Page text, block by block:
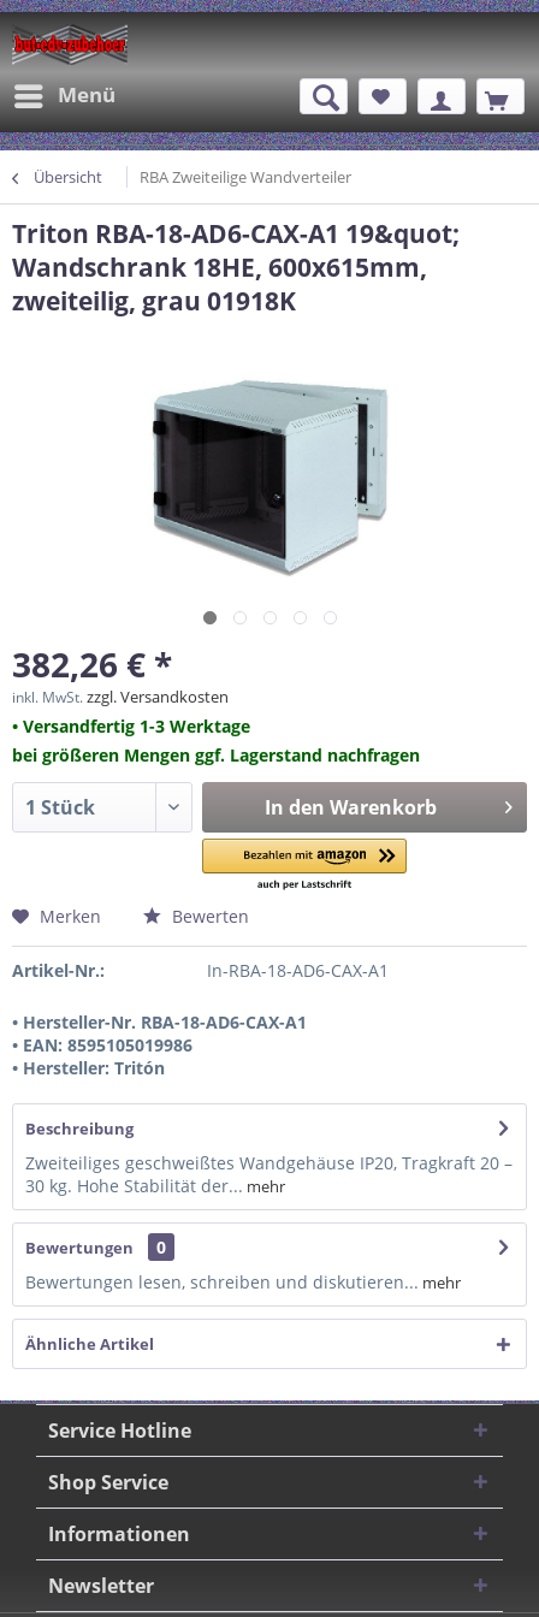
Menü
Übersicht RBA Zweiteilige Wandverteiler
Triton RBA-18-AD6-CAX-A1 19&quot;
Wandschrank 18HE, 600x615mm,
zweiteilig, grau 01918K
382,26 € *
inkl. MwSt.zzgl. Versandkosten
• Versandfertig 1-3 Werktage
bei größeren Mengen ggf. Lagerstand nachfragen
In den Warenkorb
Merken Bewerten
Artikel-Nr.: In-RBA-18-AD6-CAX-A1
• Hersteller-Nr. RBA-18-AD6-CAX-A1
• EAN: 8595105019986
• Hersteller: Tritón
Beschreibung
Zweiteiliges geschweißtes Wandgehäuse IP20, Tragkraft 20 –
30 kg. Hohe Stabilität der... mehr
Bewertungen
0
Bewertungen lesen, schreiben und diskutieren... mehr
Ähnliche Artikel
Service Hotline
Shop Service
Informationen
Newsletter